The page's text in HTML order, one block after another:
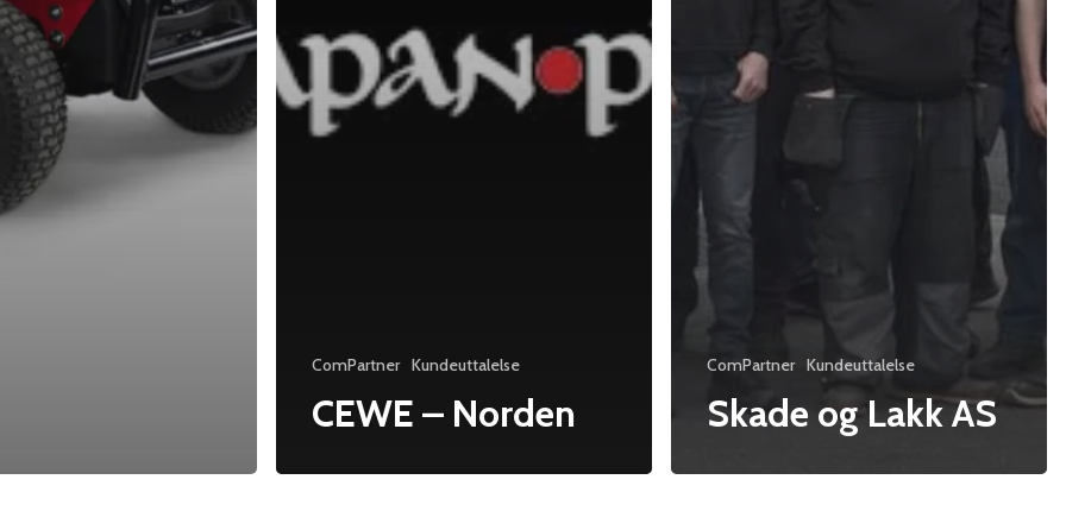
ComPartner Kundeuttalelse
CEWE – Norden
ComPartner Kundeuttalelse
Skade og Lakk AS